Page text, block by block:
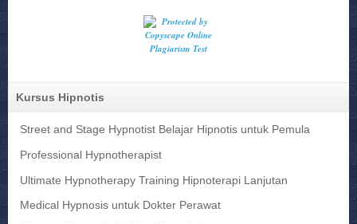
Kursus Hipnotis
Street and Stage Hypnotist Belajar Hipnotis untuk Pemula
Professional Hypnotherapist
Ultimate Hypnotherapy Training Hipnoterapi Lanjutan
Medical Hypnosis untuk Dokter Perawat